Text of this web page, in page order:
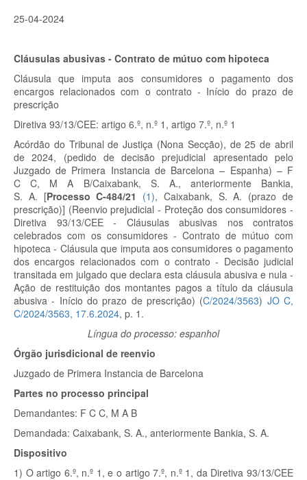
25-04-2024
Cláusulas abusivas - Contrato de mútuo com hipoteca
Cláusula que imputa aos consumidores o pagamento dos
encargos relacionados com o contrato - Início do prazo de
prescrição
Diretiva 93/13/CEE: artigo 6.º, n.º 1, artigo 7.º, n.º 1
Acórdão do Tribunal de Justiça (Nona Secção), de 25 de abril
de 2024, (pedido de decisão prejudicial apresentado pelo
Juzgado de Primera Instancia de Barcelona – Espanha) – F
C C, M A B/Caixabank, S. A., anteriormente Bankia,
S. A. [Processo C-484/21 (1), Caixabank, S. A. (prazo de
prescrição)] (Reenvio prejudicial - Proteção dos consumidores -
Diretiva 93/13/CEE - Cláusulas abusivas nos contratos
celebrados com os consumidores - Contrato de mútuo com
hipoteca - Cláusula que imputa aos consumidores o pagamento
dos encargos relacionados com o contrato - Decisão judicial
transitada em julgado que declara esta cláusula abusiva e nula -
Ação de restituição dos montantes pagos a título da cláusula
abusiva - Início do prazo de prescrição) (C/2024/3563) JO C,
C/2024/3563, 17.6.2024, p. 1.
Língua do processo: espanhol
Órgão jurisdicional de reenvio
Juzgado de Primera Instancia de Barcelona
Partes no processo principal
Demandantes: F C C, M A B
Demandada: Caixabank, S. A., anteriormente Bankia, S. A.
Dispositivo
1) O artigo 6.º, n.º 1, e o artigo 7.º, n.º 1, da Diretiva 93/13/CEE